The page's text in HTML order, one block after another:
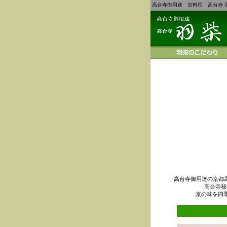
高台寺御用達 京料理 高台寺
高台寺御用達の京都
高台寺
京の味を四